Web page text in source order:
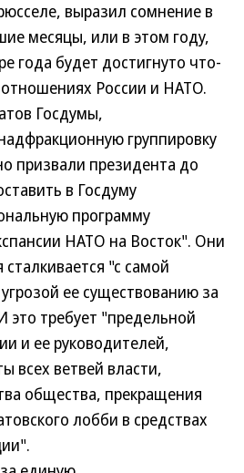
выразил сомнение в
месяцы, или в этом году,
года будет достигнуто что-
России и НАТО.
Госдумы,
группировку
призвали президента до
в Госдуму
программу
НАТО на Восток". Они
"с самой
ее существованию за
это требует "предельной
и ее руководителей,
всех ветвей власти,
общества, прекращения
лобби в средствах